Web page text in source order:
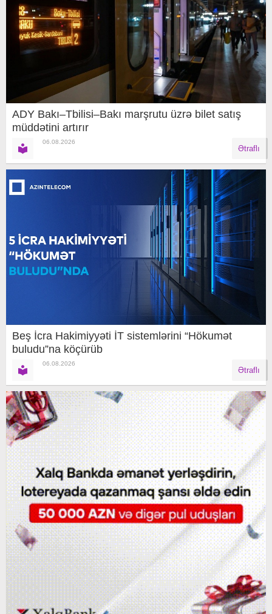
ADY Bakı–Tbilisi–Bakı marşrutu üzrə bilet satış
müddətini artırır
06.08.2026
Ətraflı
Beş İcra Hakimiyyəti İT sistemlərini “Hökumət
buludu”na köçürüb
06.08.2026
Ətraflı